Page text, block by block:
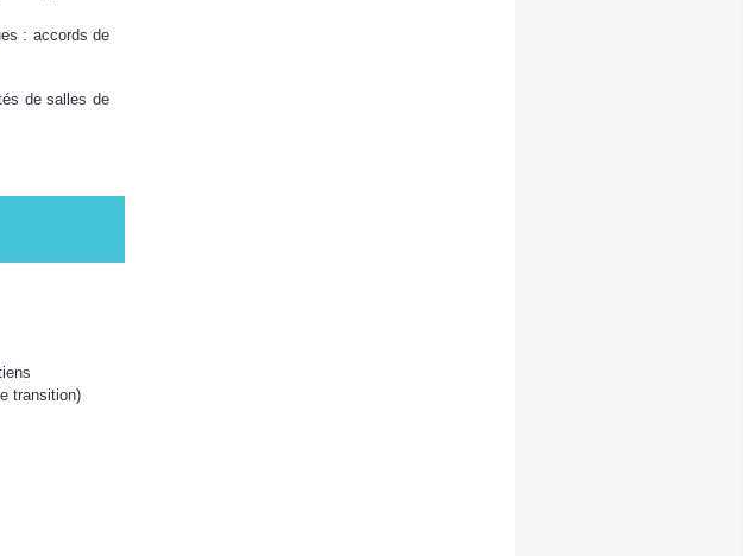
: accords de
de salles de
transition)